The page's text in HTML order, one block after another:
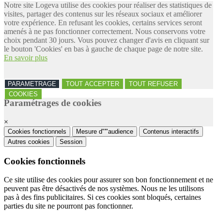
Notre site Logeva utilise des cookies pour réaliser des statistiques de
visites, partager des contenus sur les réseaux sociaux et améliorer
votre expérience. En refusant les cookies, certains services seront
amenés à ne pas fonctionner correctement. Nous conservons votre
choix pendant 30 jours. Vous pouvez changer d'avis en cliquant sur
le bouton 'Cookies' en bas à gauche de chaque page de notre site.
En savoir plus
PARAMETRAGE TOUT ACCEPTER
TOUT REFUSER
COOKIES
Paramétrages de cookies
×
Cookies fonctionnels Mesure d"'"audience
Contenus interactifs
Autres cookies
Session
Cookies fonctionnels
Ce site utilise des cookies pour assurer son bon fonctionnement et ne
peuvent pas être désactivés de nos systèmes. Nous ne les utilisons
pas à des fins publicitaires. Si ces cookies sont bloqués, certaines
parties du site ne pourront pas fonctionner.